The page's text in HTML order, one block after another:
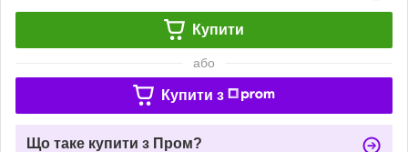
Купити
або
Купити з
Що таке купити з Пром?